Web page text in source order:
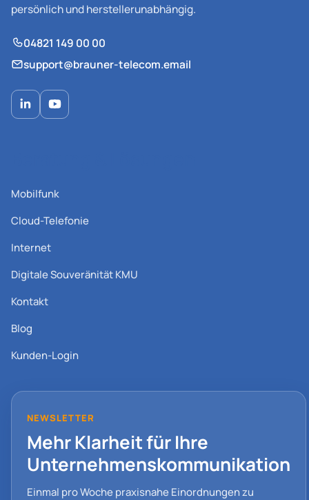
persönlich und herstellerunabhängig.
04821 149 00 00
support@brauner-telecom.email
Mobilfunk
Cloud-Telefonie
Internet
Digitale Souveränität KMU
Kontakt
Blog
Kunden-Login
NEWSLETTER
Mehr Klarheit für Ihre
Unternehmenskommunikation
Einmal pro Woche praxisnahe Einordnungen zu